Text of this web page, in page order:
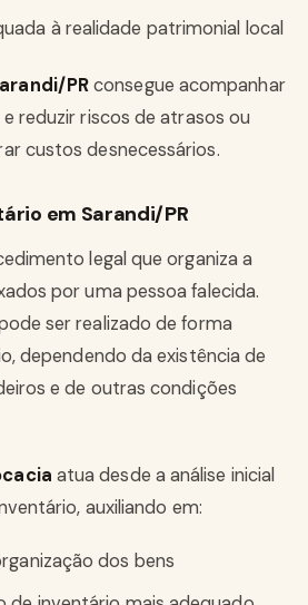
à realidade patrimonial local
PRconsegue acompanhar
reduzir riscos de atrasos ou
custos desnecessários.
em Sarandi/PR
legal que organiza a
por uma pessoa falecida.
ser realizado de forma
dependendo da existência de
e de outras condições
atua desde a análise inicial
auxiliando em:
dos bens